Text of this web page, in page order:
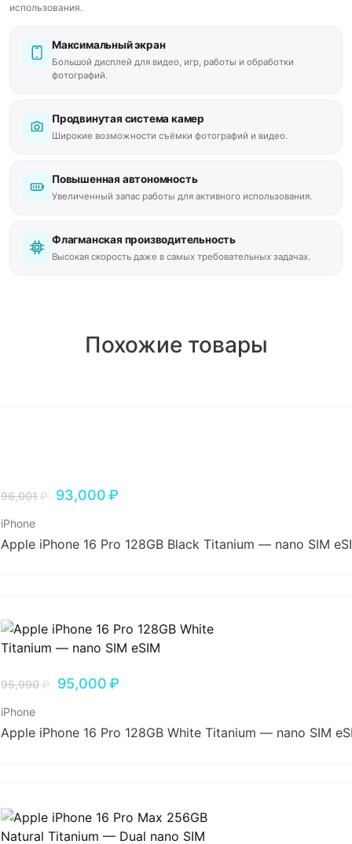
использования.
Максимальный экран
Большой дисплей для видео, игр, работы и обработки
фотографий.
Продвинутая система камер
Широкие возможности съёмки фотографий и видео.
Повышенная автономность
Увеличенный запас работы для активного использования.
Флагманская производительность
Высокая скорость даже в самых требовательных задачах.
Похожие товары
96,001₽ 93,000₽
iPhone
Apple iPhone 16 Pro 128GB Black Titanium — nano SIM
95,990₽ 95,000₽
iPhone
Apple iPhone 16 Pro 128GB White Titanium — nano SIM